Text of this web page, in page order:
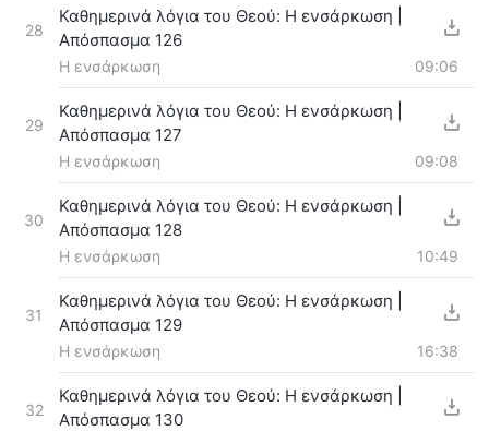
28
Καθημερινά λόγια του Θεού: Η ενσάρκωση |
Απόσπασμα 126
Η ενσάρκωση 09:06
29
Καθημερινά λόγια του Θεού: Η ενσάρκωση |
Απόσπασμα 127
Η ενσάρκωση 09:08
30
Καθημερινά λόγια του Θεού: Η ενσάρκωση |
Απόσπασμα 128
Η ενσάρκωση 10:49
31
Καθημερινά λόγια του Θεού: Η ενσάρκωση |
Απόσπασμα 129
Η ενσάρκωση 16:38
32
Καθημερινά λόγια του Θεού: Η ενσάρκωση |
Απόσπασμα 130